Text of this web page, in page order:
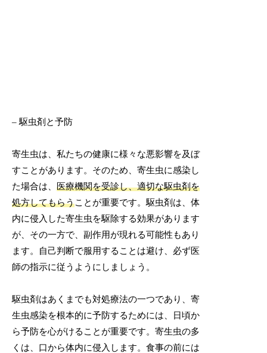
– 駆虫剤と予防
寄生虫は、私たちの健康に様々な悪影響を及ぼ
すことがあります。そのため、寄生虫に感染し
た場合は、医療機関を受診し、適切な駆虫剤を
処方してもらうことが重要です。駆虫剤は、体
内に侵入した寄生虫を駆除する効果があります
が、その一方で、副作用が現れる可能性もあり
ます。自己判断で服用することは避け、必ず医
師の指示に従うようにしましょう。
駆虫剤はあくまでも対処療法の一つであり、寄
生虫感染を根本的に予防するためには、日頃か
ら予防を心がけることが重要です。寄生虫の多
くは、口から体内に侵入します。食事の前には